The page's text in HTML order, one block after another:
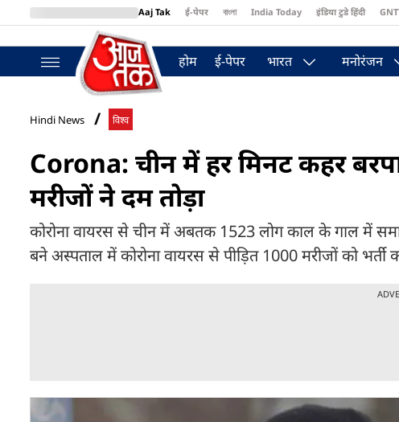
Aaj Tak ई-पेपर বাংলা India Today इंडिया टुडे हिंदी
BT Bazaar
होम ई-पेपर भारत मनोरंजन
Hindi News विश्व
Corona: चीन में हर मिनट कहर
मरीजों ने दम तोड़ा
कोरोना वायरस से चीन में अबतक 1523 लोग काल के गाल में
बने अस्पताल में कोरोना वायरस से पीड़ित 1000 मरीजों को भर्ती